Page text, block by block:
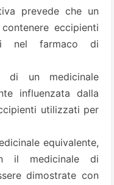
prevede che un
eccipienti
nel farmaco di
di un medicinale
influenzata dalla
utilizzati per
equivalente,
il medicinale di
dimostrate con